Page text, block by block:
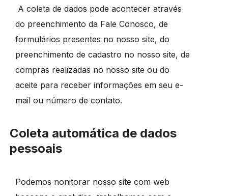
A coleta de dados pode acontecer através
do preenchimento da Fale Conosco, de
formulários presentes no nosso site, do
preenchimento de cadastro no nosso site, de
compras realizadas no nosso site ou do
aceite para receber informações em seu e-
mail ou número de contato.
Coleta automática de dados
pessoais
Podemos nonitorar nosso site com web